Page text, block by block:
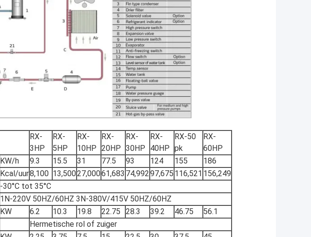
RX-
3HP
RX-
5HP
RX-
10HP
RX-
20HP
RX-
30HP
RX-
40HP
RX-50
pk
RX-
60HP
KW/h 9.3 15.5 31 77.5 93 124 155
186
Kcal/uur8,100 13,50027,00061,683 74,99297,675 116,521 156,249
-30°C tot 35°C
1N-220V 50HZ/60HZ 3N-380V/415V 50HZ/60HZ
KW 6.2 10.3 19.8 22.75 28.3 39.2 46.75
56.1
Hermetische rol of zuiger